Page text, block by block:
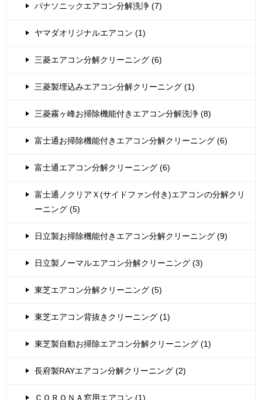
パナソニックエアコン分解洗浄 (7)
ヤマダオリジナルエアコン (1)
三菱エアコン分解クリーニング (6)
三菱製埋込みエアコン分解クリーニング (1)
三菱霧ヶ峰お掃除機能付きエアコン分解洗浄 (8)
富士通お掃除機能付きエアコン分解クリーニング (6)
富士通エアコン分解クリーニング (6)
富士通ノクリアＸ(サイドファン付き)エアコンの分解クリ
ーニング (5)
日立製お掃除機能付きエアコン分解クリーニング (9)
日立製ノーマルエアコン分解クリーニング (3)
東芝エアコン分解クリーニング (5)
東芝エアコン背抜きクリーニング (1)
東芝製自動お掃除エアコン分解クリーニング (1)
長府製RAYエアコン分解クリーニング (2)
ＣＯＲＯＮＡ窓用エアコン (1)